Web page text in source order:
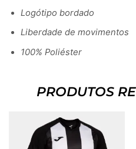
Logótipo bordado
Liberdade de movimentos
100% Poliéster
PRODUTOS